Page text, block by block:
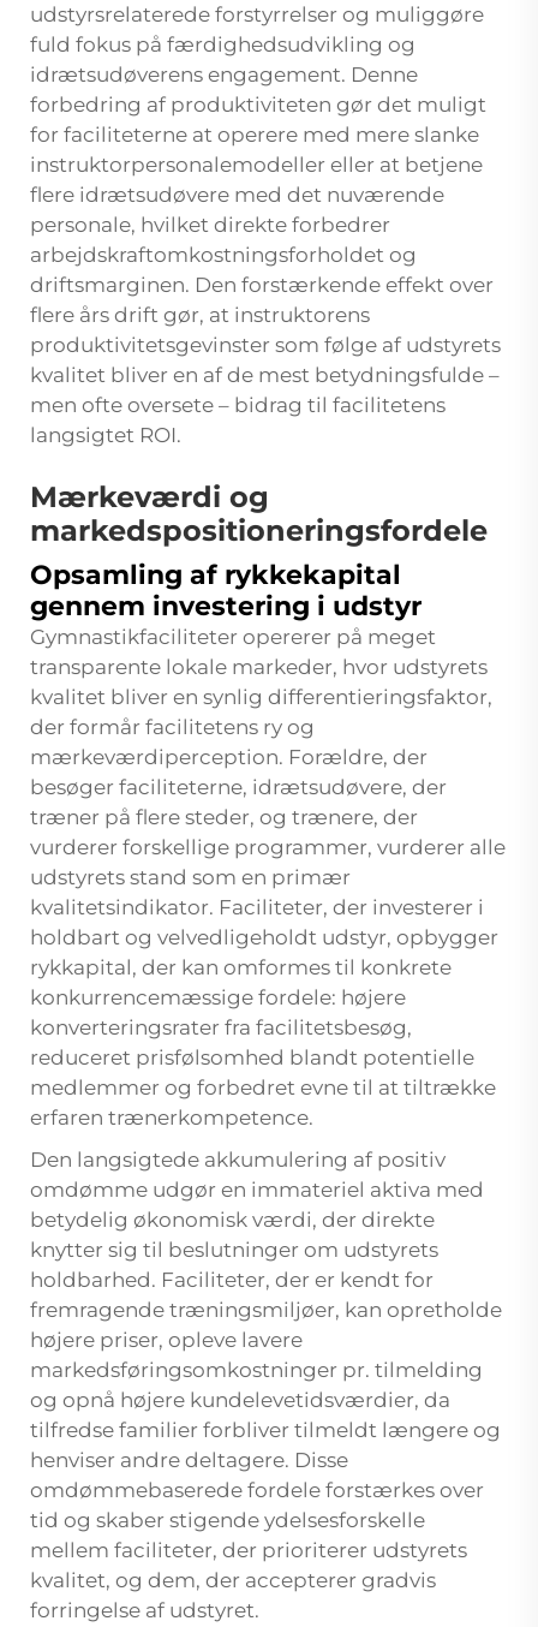
udstyrsrelaterede forstyrrelser og muliggøre
fuld fokus på færdighedsudvikling og
idrætsudøverens engagement. Denne
forbedring af produktiviteten gør det muligt
for faciliteterne at operere med mere slanke
instruktorpersonalemodeller eller at betjene
flere idrætsudøvere med det nuværende
personale, hvilket direkte forbedrer
arbejdskraftomkostningsforholdet og
driftsmarginen. Den forstærkende effekt over
flere års drift gør, at instruktorens
produktivitetsgevinster som følge af udstyrets
kvalitet bliver en af de mest betydningsfulde –
men ofte oversete – bidrag til facilitetens
langsigtet ROI.
Mærkeværdi og
markedspositioneringsfordele
Opsamling af rykkekapital
gennem investering i udstyr
Gymnastikfaciliteter opererer på meget
transparente lokale markeder, hvor udstyrets
kvalitet bliver en synlig differentieringsfaktor,
der formår facilitetens ry og
mærkeværdiperception. Forældre, der
besøger faciliteterne, idrætsudøvere, der
træner på flere steder, og trænere, der
vurderer forskellige programmer, vurderer alle
udstyrets stand som en primær
kvalitetsindikator. Faciliteter, der investerer i
holdbart og velvedligeholdt udstyr, opbygger
rykkapital, der kan omformes til konkrete
konkurrencemæssige fordele: højere
konverteringsrater fra facilitetsbesøg,
reduceret prisfølsomhed blandt potentielle
medlemmer og forbedret evne til at tiltrække
erfaren trænerkompetence.
Den langsigtede akkumulering af positiv
omdømme udgør en immateriel aktiva med
betydelig økonomisk værdi, der direkte
knytter sig til beslutninger om udstyrets
holdbarhed. Faciliteter, der er kendt for
fremragende træningsmiljøer, kan opretholde
højere priser, opleve lavere
markedsføringsomkostninger pr. tilmelding
og opnå højere kundelevetidsværdier, da
tilfredse familier forbliver tilmeldt længere og
henviser andre deltagere. Disse
omdømmebaserede fordele forstærkes over
tid og skaber stigende ydelsesforskelle
mellem faciliteter, der prioriterer udstyrets
kvalitet, og dem, der accepterer gradvis
forringelse af udstyret.